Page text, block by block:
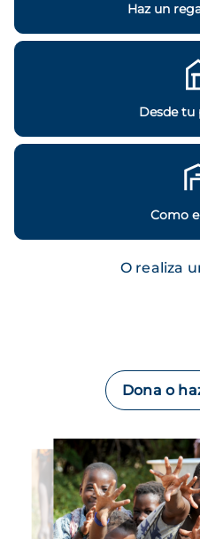
Haz un
Desde tu
Como
O realiza
Dona o
Imagen